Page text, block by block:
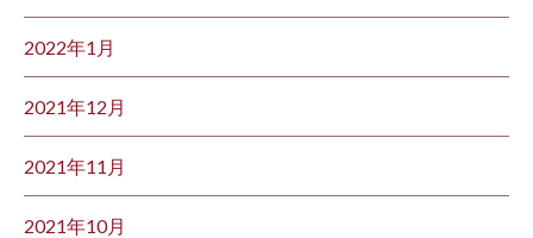
2022年1月
2021年12月
2021年11月
2021年10月